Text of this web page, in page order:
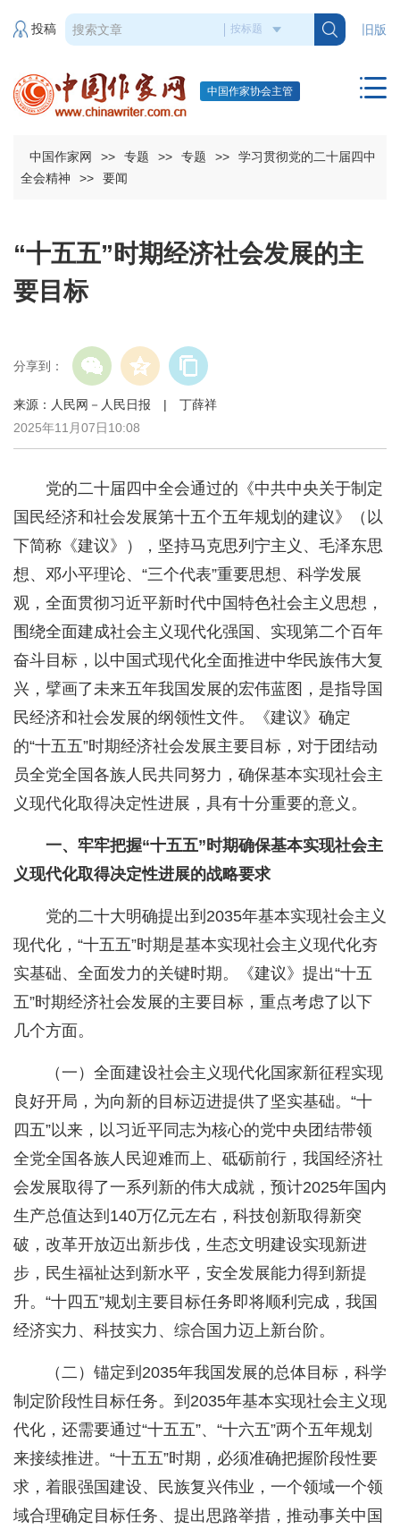
旧版
投稿
中国作家协会主管
中国作家网 >> 专题 >> 专题 >>
学习贯彻党的二十届四中
全会精神
>> 要闻
“十五五”时期经济社会发展的主
要目标
分享到：
来源：人民网－人民日报 | 丁薛祥
2025年11月07日10:08
党的二十届四中全会通过的《中共中央关于制定
国民经济和社会发展第十五个五年规划的建议》（以
下简称《建议》），坚持马克思列宁主义、毛泽东思
想、邓小平理论、“三个代表”重要思想、科学发展
观，全面贯彻习近平新时代中国特色社会主义思想，
围绕全面建成社会主义现代化强国、实现第二个百年
奋斗目标，以中国式现代化全面推进中华民族伟大复
兴，擘画了未来五年我国发展的宏伟蓝图，是指导国
民经济和社会发展的纲领性文件。《建议》确定
的“十五五”时期经济社会发展主要目标，对于团结动
员全党全国各族人民共同努力，确保基本实现社会主
义现代化取得决定性进展，具有十分重要的意义。
一、牢牢把握“十五五”时期确保基本实现社会主
义现代化取得决定性进展的战略要求
党的二十大明确提出到2035年基本实现社会主义
现代化，“十五五”时期是基本实现社会主义现代化夯
实基础、全面发力的关键时期。《建议》提出“十五
五”时期经济社会发展的主要目标，重点考虑了以下
几个方面。
（一）全面建设社会主义现代化国家新征程实现
良好开局，为向新的目标迈进提供了坚实基础。“十
四五”以来，以习近平同志为核心的党中央团结带领
全党全国各族人民迎难而上、砥砺前行，我国经济社
会发展取得了一系列新的伟大成就，预计2025年国内
生产总值达到140万亿元左右，科技创新取得新突
破，改革开放迈出新步伐，生态文明建设实现新进
步，民生福祉达到新水平，安全发展能力得到新提
升。“十四五”规划主要目标任务即将顺利完成，我国
经济实力、科技实力、综合国力迈上新台阶。
（二）锚定到2035年我国发展的总体目标，科学
制定阶段性目标任务。到2035年基本实现社会主义现
代化，还需要通过“十五五”、“十六五”两个五年规划
来接续推进。“十五五”时期，必须准确把握阶段性要
求，着眼强国建设、民族复兴伟业，一个领域一个领
域合理确定目标任务、提出思路举措，推动事关中国